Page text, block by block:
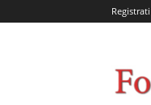
Registrati